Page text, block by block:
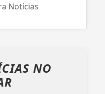
Notícias
NO